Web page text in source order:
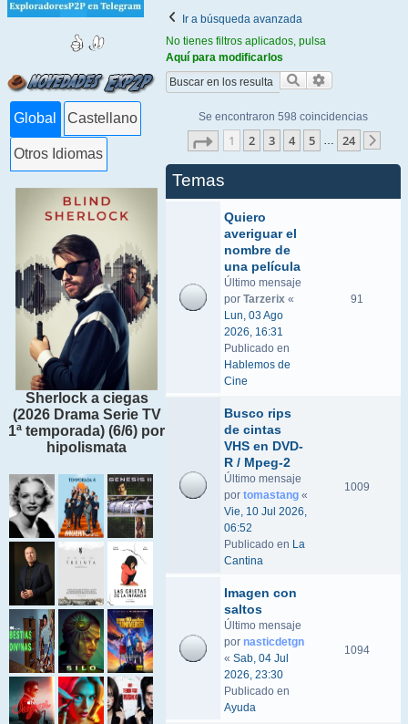
Global Castellano
Otros Idiomas
Sherlock a ciegas
(2026 Drama Serie TV
1ª temporada) (6/6) por
hipolismata
Ir a búsqueda avanzada
No tienes filtros aplicados, pulsa
Aquí para modificarlos
Buscar
Se encontraron 598 coincidencias
Página de 24
1 2 3 4 5 … 24
Temas
Quiero
averiguar el
nombre de
una película
Último mensaje
por Tarzerix «
Lun, 03 Ago
2026, 16:31
Publicado en
Hablemos de
Cine
91
Busco rips
de cintas
VHS en DVD-
R / Mpeg-2
Último mensaje
por tomastang «
Vie, 10 Jul 2026,
06:52
Publicado en La
Cantina
1009
Imagen con
saltos
Último mensaje
por nasticdetgn
« Sab, 04 Jul
2026, 23:30
Publicado en
Ayuda
1094